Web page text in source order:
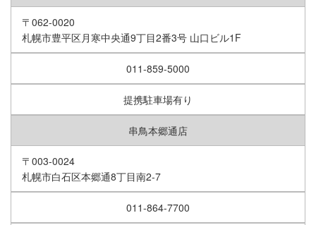
〒062-0020
札幌市豊平区月寒中央通9丁目2番3号 山口ビル1F
011-859-5000
提携駐車場有り
串鳥本郷通店
〒003-0024
札幌市白石区本郷通8丁目南2-7
011-864-7700